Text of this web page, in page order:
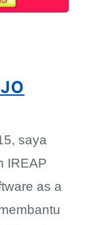
saya
IREAP
as a